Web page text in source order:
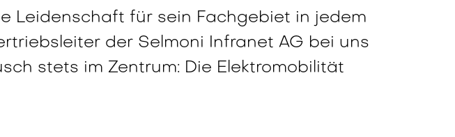
Leidenschaft für sein Fachgebiet in jedem
der Selmoni Infranet AG bei uns
stets im Zentrum: Die Elektromobilität